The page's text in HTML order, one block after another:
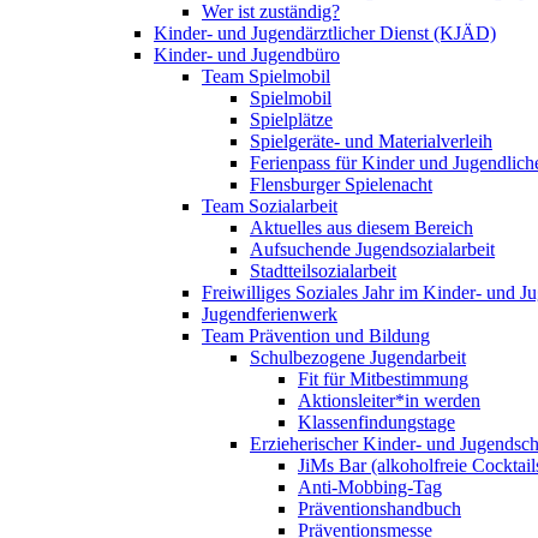
Wer ist zuständig?
Kinder- und Jugendärztlicher Dienst (KJÄD)
Kinder- und Jugendbüro
Team Spielmobil
Spielmobil
Spielplätze
Spielgeräte- und Materialverleih
Ferienpass für Kinder und
Flensburger Spielenacht
Team Sozialarbeit
Aktuelles aus diesem Bereich
Aufsuchende Jugendsozialarbeit
Stadtteilsozialarbeit
Freiwilliges Soziales Jahr im Kinder- und
Jugendferienwerk
Team Prävention und Bildung
Schulbezogene Jugendarbeit
Fit für Mitbestimmung
Aktionsleiter*in werden
Klassenfindungstage
Erzieherischer Kinder- und
JiMs Bar (alkoholfreie
Anti-Mobbing-Tag
Präventionshandbuch
Präventionsmesse